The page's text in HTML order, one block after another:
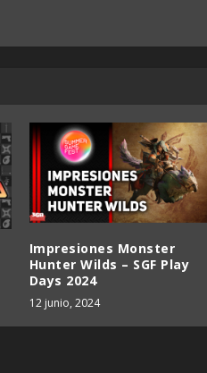
Impresiones Monster
Hunter Wilds – SGF Play
Days 2024
12 junio, 2024